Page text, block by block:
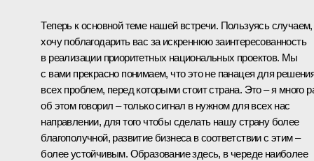
Теперь к основной теме нашей встречи. Пользуясь случаем,
хочу поблагодарить вас за искреннюю заинтересованность
в реализации приоритетных национальных проектов. Мы
с вами прекрасно понимаем, что это не панацея для
всех проблем, перед которыми стоит страна. Это – я много
об этом говорил – только сигнал в нужном для всех нас
направлении, для того чтобы сделать нашу страну более
благополучной, развитие бизнеса в соответствии с этим –
более устойчивым. Образование здесь, в череде наиболее